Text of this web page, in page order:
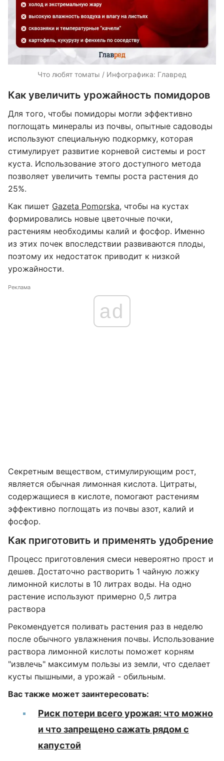
Что любят томаты / Инфографика: Главред
Как увеличить урожайность помидоров
Для того, чтобы помидоры могли эффективно
поглощать минералы из почвы, опытные садоводы
используют специальную подкормку, которая
стимулирует развитие корневой системы и рост
куста. Использование этого доступного метода
позволяет увеличить темпы роста растения до
25%.
Как пишет Gazeta Pomorska, чтобы на кустах
формировались новые цветочные почки,
растениям необходимы калий и фосфор. Именно
из этих почек впоследствии развиваются плоды,
поэтому их недостаток приводит к низкой
урожайности.
Реклама
ad
Секретным веществом, стимулирующим рост,
является обычная лимонная кислота. Цитраты,
содержащиеся в кислоте, помогают растениям
эффективно поглощать из почвы азот, калий и
фосфор.
Как приготовить и применять удобрение
Процесс приготовления смеси невероятно прост и
дешев. Достаточно растворить 1 чайную ложку
лимонной кислоты в 10 литрах воды. На одно
растение используют примерно 0,5 литра
раствора
Рекомендуется поливать растения раз в неделю
после обычного увлажнения почвы. Использование
раствора лимонной кислоты поможет корням
"извлечь" максимум пользы из земли, что сделает
кусты пышными, а урожай - обильным.
Вас также может заинтересовать:
Риск потери всего урожая: что можно
и что запрещено сажать рядом с
капустой